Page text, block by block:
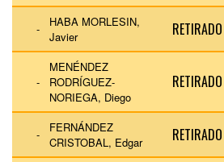
-
HABA MORLESIN,
Javier
RETIRADO
-
MENÉNDEZ
RODRÍGUEZ-
NORIEGA, Diego
RETIRADO
-
FERNÁNDEZ
CRISTOBAL, Edgar
RETIRADO